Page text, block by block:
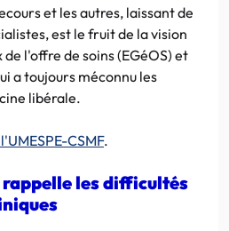
et les autres, laissant de
est le fruit de la vision
l'offre de soins (EGéOS) et
a toujours méconnu les
libérale.
CSMF.
rappelle les difficultés